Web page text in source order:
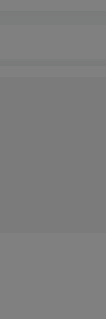
新媒体视频等资源